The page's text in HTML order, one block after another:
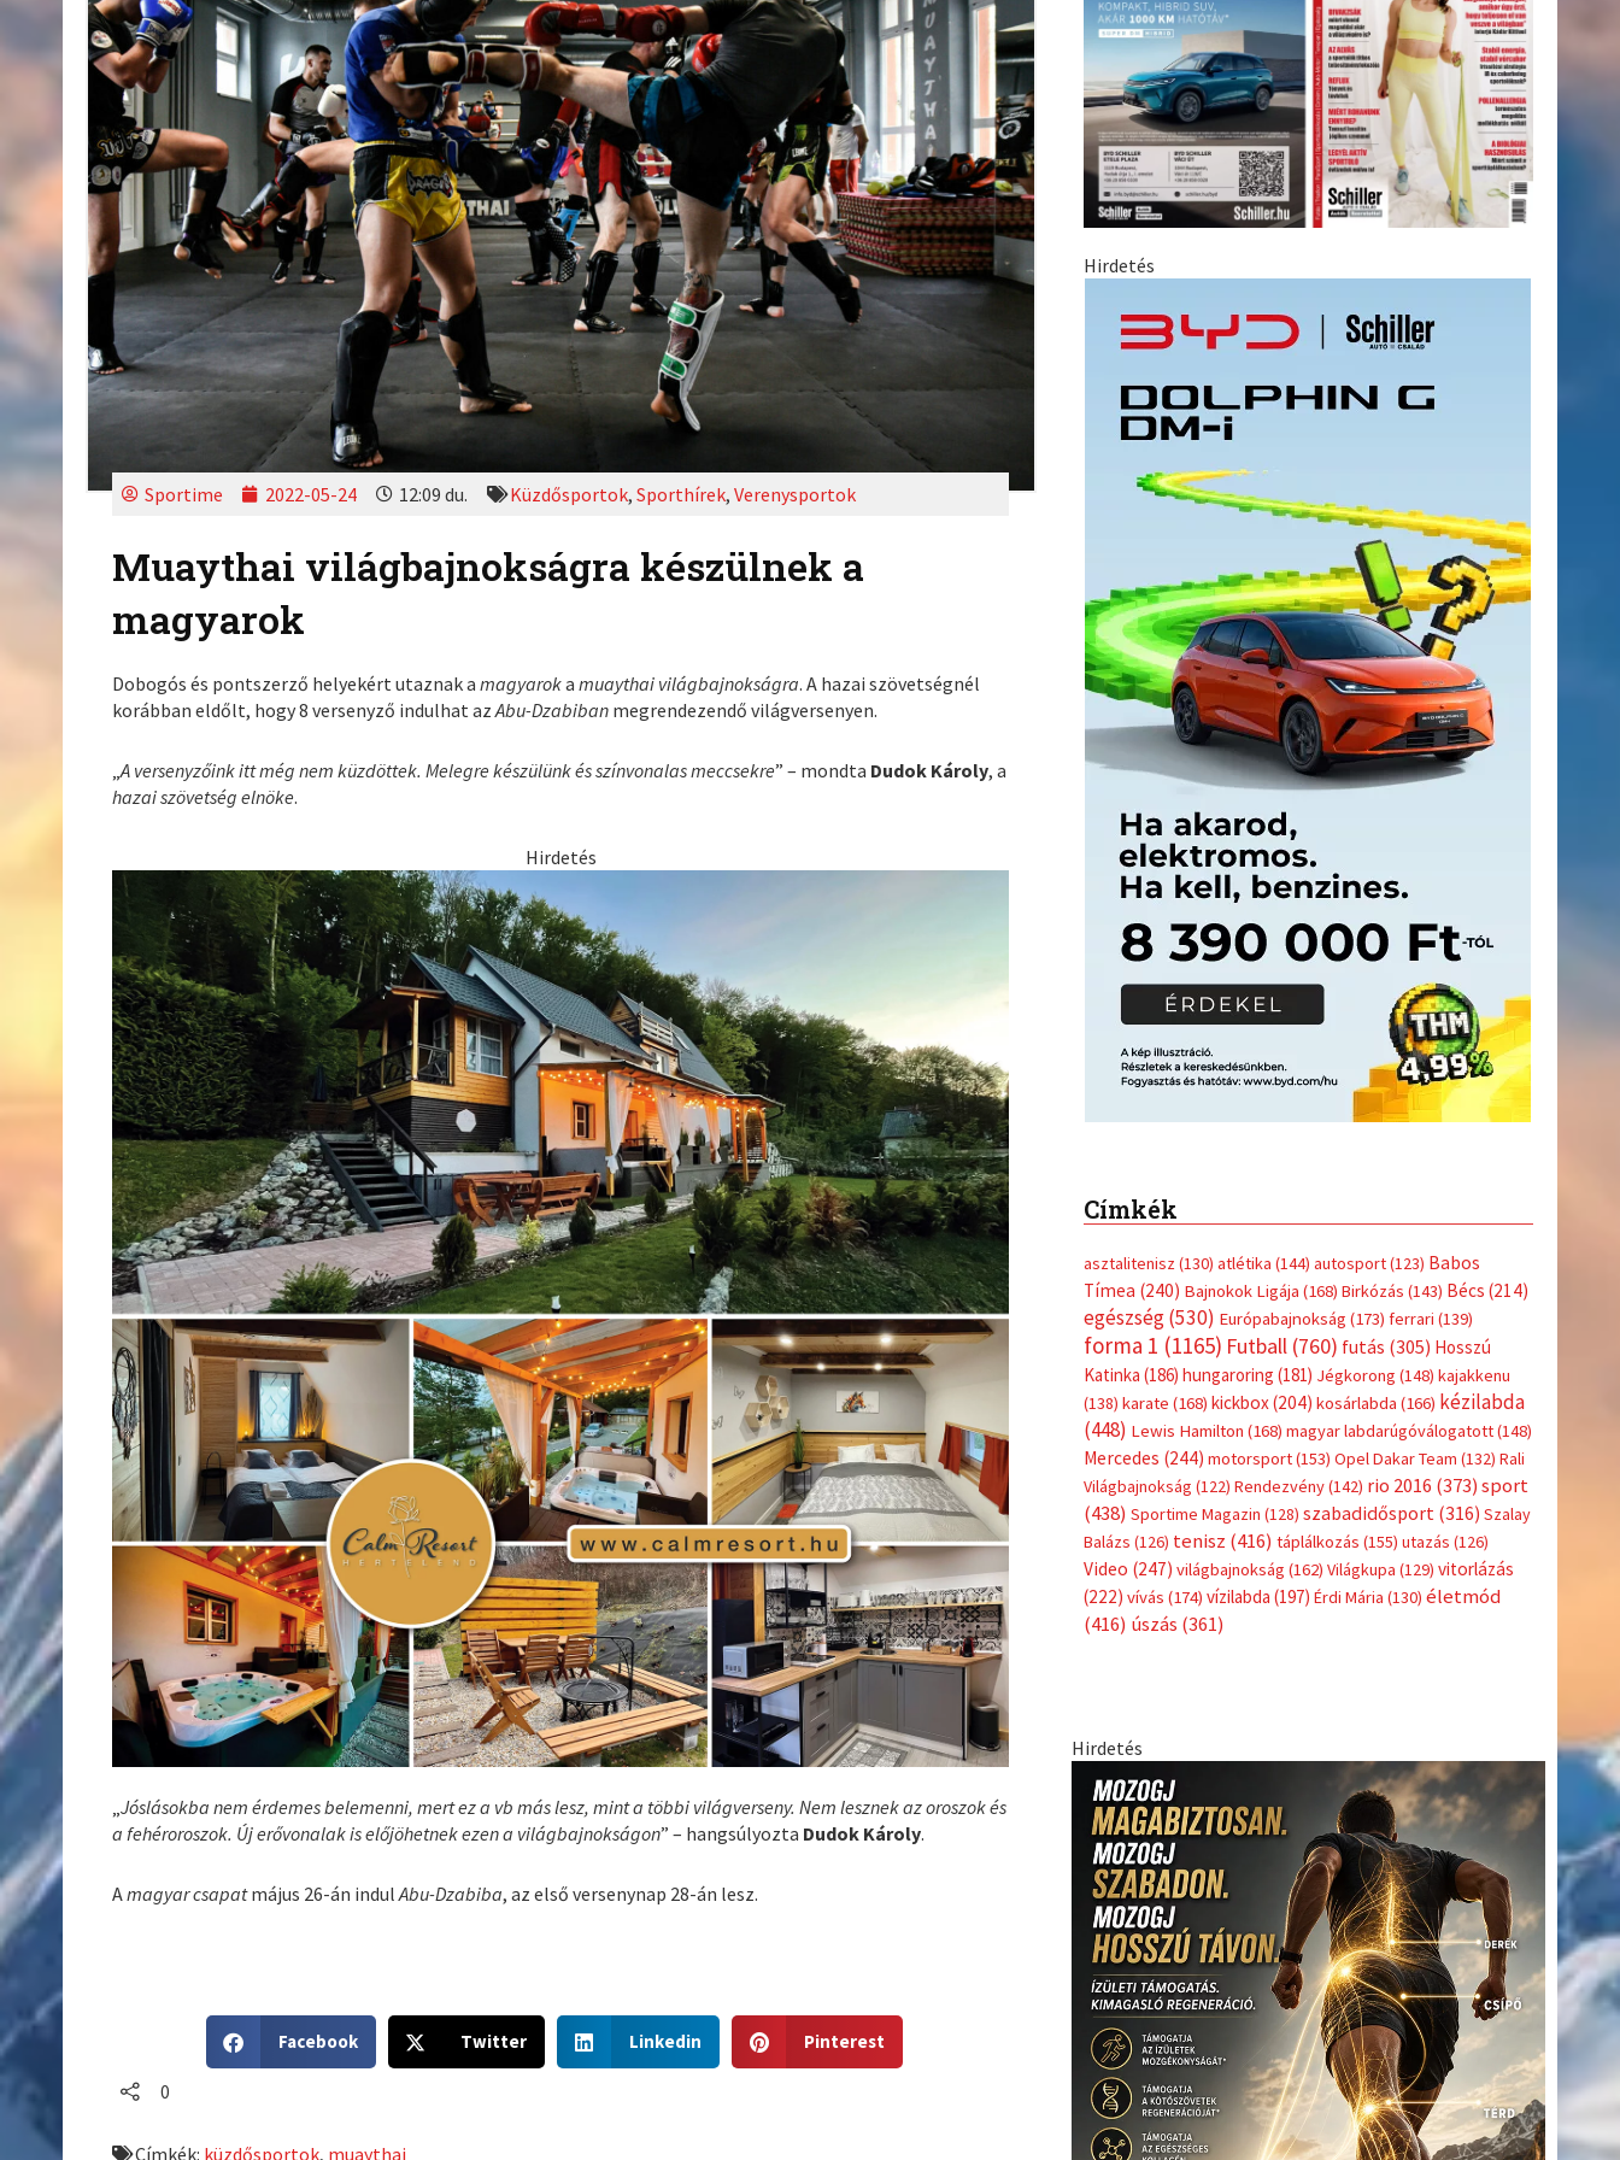
Sportime 2022-05-24 12:09 du. Küzdősportok, Sporthírek, Verenysportok
Muaythai világbajnokságra készülnek a
magyarok
Dobogós és pontszerző helyekért utaznak amagyarokamuaythai világbajnokságra. A hazai szövetségnél
korábban eldőlt, hogy 8 versenyző indulhat azAbu-Dzabiban megrendezendő világversenyen.
„A versenyzőink itt még nem küzdöttek. Melegre készülünk és színvonalas meccsekre” – mondta Dudok Károly, a
hazai szövetség elnöke.
Hirdetés
„Jóslásokba nem érdemes belemenni, mert ez a vb más lesz, mint a többi világverseny. Nem lesznek az oroszok és
a fehéroroszok. Új erővonalak is előjöhetnek ezen a világbajnokságon” – hangsúlyozta Dudok Károly.
Amagyar csapatmájus 26-án indulAbu-Dzabiba, az első versenynap 28-án lesz.
h
Facebook
h
Twitter
h
Linkedin
h
Pinterest
0
Címkék: küzdősportok, muaythai
Hirdetés
Címkék
asztalitenisz (130) atlétika (144) autosport(123) Babos
Tímea (240) Bajnokok Ligája (168) Birkózás (143) Bécs (214)
egészség(530) Európabajnokság (173) ferrari (139)
forma 1 (1165) Futball(760) futás (305) Hosszú
Katinka (186) hungaroring (181) Jégkorong (148) kajakkenu
(138) karate (168) kickbox(204) kosárlabda (166) kézilabda
(448) Lewis Hamilton (168) magyar labdarúgóválogatott(148)
Mercedes (244) motorsport(153) Opel Dakar Team (132) Rali
Világbajnokság (122) Rendezvény(142) rio 2016 (373) sport
(438) Sportime Magazin (128) szabadidősport (316) Szalay
Balázs (126) tenisz (416) táplálkozás (155) utazás (126)
Video (247) világbajnokság (162) Világkupa (129) vitorlázás
(222) vívás (174) vízilabda (197) Érdi Mária (130) életmód
(416) úszás (361)
Hirdetés